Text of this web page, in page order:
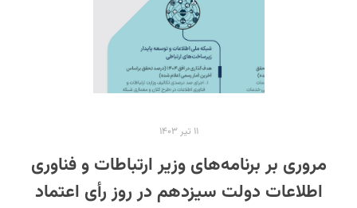
۱۱ تیر ۱۴۰۳
مروری بر برنامه‌های وزیر ارتباطات و فناوری
اطلاعات دولت سیزدهم در روز رأی اعتماد